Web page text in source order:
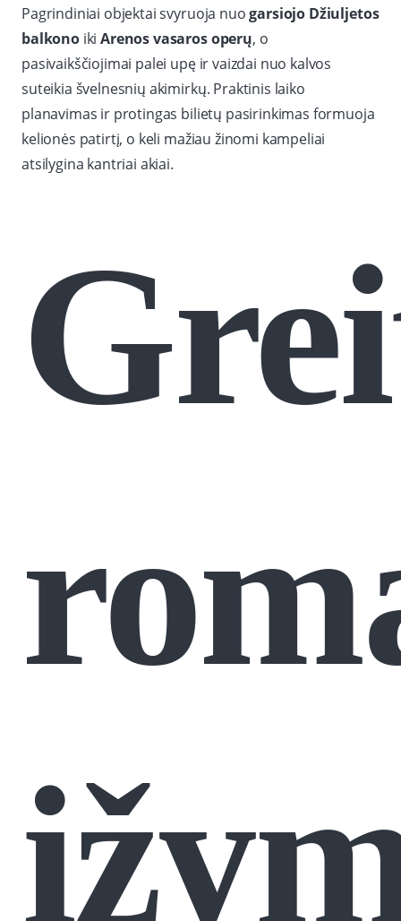
Pagrindiniai objektai svyruoja nuogarsiojo Džiuljetos
balkonoikiArenos vasaros operų, o
pasivaikščiojimai palei upę ir vaizdai nuo kalvos
suteikia švelnesnių akimirkų. Praktinis laiko
planavimas ir protingas bilietų pasirinkimas formuoja
kelionės patirtį, o keli mažiau žinomi kampeliai
atsilygina kantriai akiai.